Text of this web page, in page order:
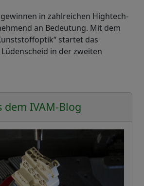
in zahlreichen Hightech-
an Bedeutung. Mit dem
startet das
in der zweiten
dem IVAM-Blog